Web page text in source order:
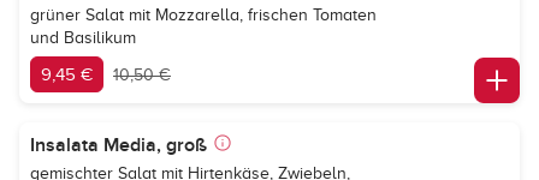
grüner Salat mit Mozzarella, frischen Tomaten
und Basilikum
9,45 € 10,50 €
Insalata Media, groß
gemischter Salat mit Hirtenkäse, Zwiebeln,